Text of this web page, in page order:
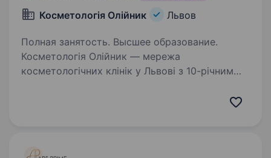
Косметологія Олійник Львов
Полная занятость. Высшее образование.
Косметологія Олійник — мережа
косметологічних клінік у Львові з 10-річним
дерматокосметології, естетичної медицини